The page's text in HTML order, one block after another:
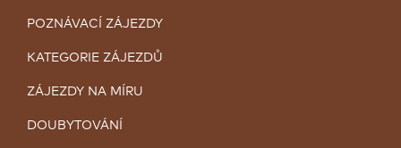
POZNÁVACÍ ZÁJEZDY
KATEGORIE ZÁJEZDŮ
ZÁJEZDY NA MÍRU
DOUBYTOVÁNÍ